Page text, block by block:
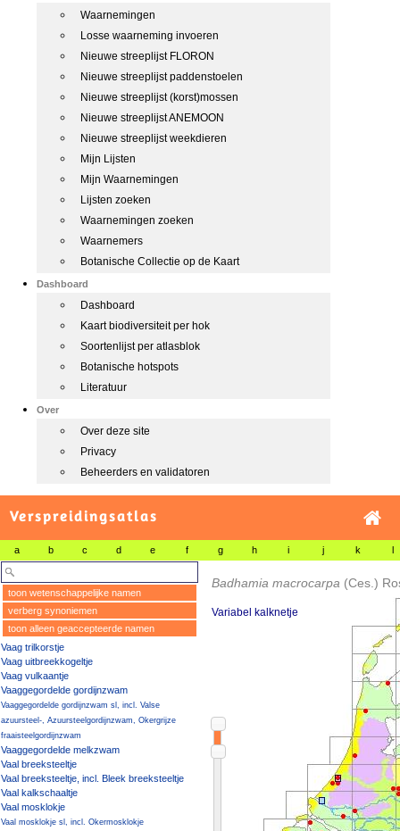
Waarnemingen
Losse waarneming invoeren
Nieuwe streeplijst FLORON
Nieuwe streeplijst paddenstoelen
Nieuwe streeplijst (korst)mossen
Nieuwe streeplijst ANEMOON
Nieuwe streeplijst weekdieren
Mijn Lijsten
Mijn Waarnemingen
Lijsten zoeken
Waarnemingen zoeken
Waarnemers
Botanische Collectie op de Kaart
Dashboard
Dashboard
Kaart biodiversiteit per hok
Soortenlijst per atlasblok
Botanische hotspots
Literatuur
Over
Over deze site
Privacy
Beheerders en validatoren
Verspreidingsatlas
a b c d e f g h i j k l
toon wetenschappelijke namen
verberg synoniemen
toon alleen geaccepteerde namen
Vaag trilkorstje
Vaag uitbreekkogeltje
Vaag vulkaantje
Vaaggegordelde gordijnzwam
Vaaggegordelde gordijnzwam sl, incl. Valse
azuursteel-, Azuursteelgordijnzwam, Okergrijze
fraaisteelgordijnzwam
Vaaggegordelde melkzwam
Vaal breeksteeltje
Vaal breeksteeltje, incl. Bleek breeksteeltje
Vaal kalkschaaltje
Vaal mosklokje
Vaal mosklokje sl, incl. Okermosklokje
Badhamia macrocarpa (Ces.)
Variabel kalknetje